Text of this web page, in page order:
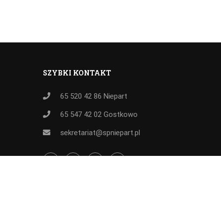
SZYBKI KONTAKT
65 520 42 86 Niepart
65 547 42 02 Gostkowo
sekretariat@spniepart.pl